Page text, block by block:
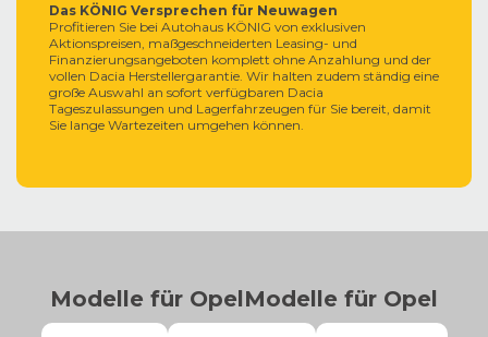
Full Electric Antrieb und erreicht dank modernster Batteriearchitektur
Reichweiten von bis zu 700 Kilometern, gepaart mit dem
faszinierenden Intelli-Lux Pixel Light.
Das KÖNIG Versprechen für Neuwagen
Profitieren Sie bei Autohaus KÖNIG von exklusiven
Aktionspreisen, maßgeschneiderten Leasing- und
Finanzierungsangeboten komplett ohne Anzahlung und der
vollen Dacia Herstellergarantie. Wir halten zudem ständig eine
große Auswahl an sofort verfügbaren Dacia
Tageszulassungen und Lagerfahrzeugen für Sie bereit, damit
Sie lange Wartezeiten umgehen können.
Modelle für OpelModelle für Opel